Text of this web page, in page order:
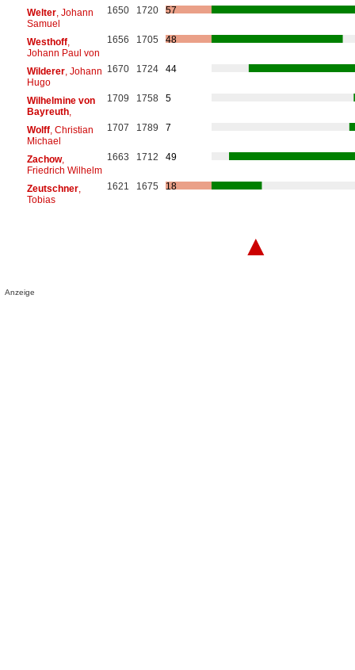
Welter, Johann
Samuel
1650 1720 57
Westhoff,
Johann Paul von
1656 1705 48
Wilderer, Johann
Hugo
1670 1724 44
Wilhelmine von
Bayreuth,
1709 1758 5
Wolff, Christian
Michael
1707 1789 7
Zachow,
Friedrich Wilhelm
1663 1712 49
Zeutschner,
Tobias
1621 1675 18
▲
Anzeige